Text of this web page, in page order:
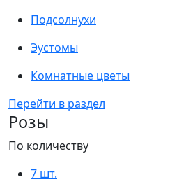
Подсолнухи
Эустомы
Комнатные цветы
Перейти в раздел
Розы
По количеству
7 шт.